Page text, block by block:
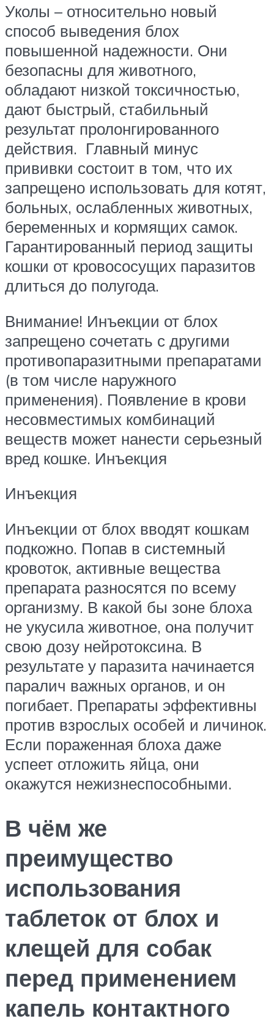
Уколы – относительно новый
способ выведения блох
повышенной надежности. Они
безопасны для животного,
обладают низкой токсичностью,
дают быстрый, стабильный
результат пролонгированного
действия. Главный минус
прививки состоит в том, что их
запрещено использовать для котят,
больных, ослабленных животных,
беременных и кормящих самок.
Гарантированный период защиты
кошки от кровососущих паразитов
длиться до полугода.
Внимание! Инъекции от блох
запрещено сочетать с другими
противопаразитными препаратами
(в том числе наружного
применения). Появление в крови
несовместимых комбинаций
веществ может нанести серьезный
вред кошке. Инъекция
Инъекция
Инъекции от блох вводят кошкам
подкожно. Попав в системный
кровоток, активные вещества
препарата разносятся по всему
организму. В какой бы зоне блоха
не укусила животное, она получит
свою дозу нейротоксина. В
результате у паразита начинается
паралич важных органов, и он
погибает. Препараты эффективны
против взрослых особей и личинок.
Если пораженная блоха даже
успеет отложить яйца, они
окажутся нежизнеспособными.
В чём же
преимущество
использования
таблеток от блох и
клещей для собак
перед применением
капель контактного